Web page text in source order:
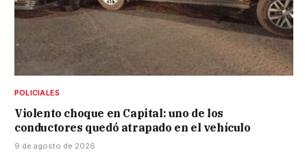
POLICIALES
Violento choque en Capital: uno de los
conductores quedó atrapado en el vehículo
9 de agosto de 2026